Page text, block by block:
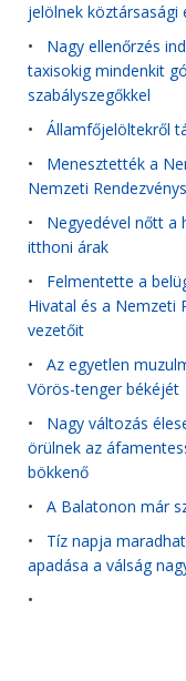
jelölnek köztársasági
• Nagy ellenőrzés
taxisokig mindenkit
szabályszegőkkel
• Államfőjelöltekről
• Menesztették a
Nemzeti
• Negyedével nőtt a
itthoni árak
• Felmentette a
Hivatal és a Nemzeti
vezetőit
• Az egyetlen
Vörös-tenger békéjét
• Nagy változás
örülnek az
bökkenő
• A Balatonon már
• Tíz napja
apadása a válság
•